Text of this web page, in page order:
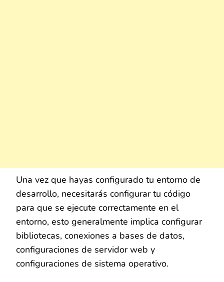
Una vez que hayas configurado tu entorno de
desarrollo, necesitarás configurar tu código
para que se ejecute correctamente en el
entorno, esto generalmente implica configurar
bibliotecas, conexiones a bases de datos,
configuraciones de servidor web y
configuraciones de sistema operativo.